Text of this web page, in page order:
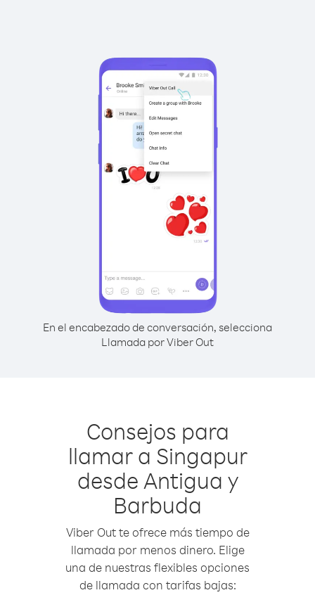
En el encabezado de conversación, selecciona
Llamada por Viber Out
Consejos para
llamar a Singapur
desde Antigua y
Barbuda
Viber Out te ofrece más tiempo de
llamada por menos dinero. Elige
una de nuestras flexibles opciones
de llamada con tarifas bajas: